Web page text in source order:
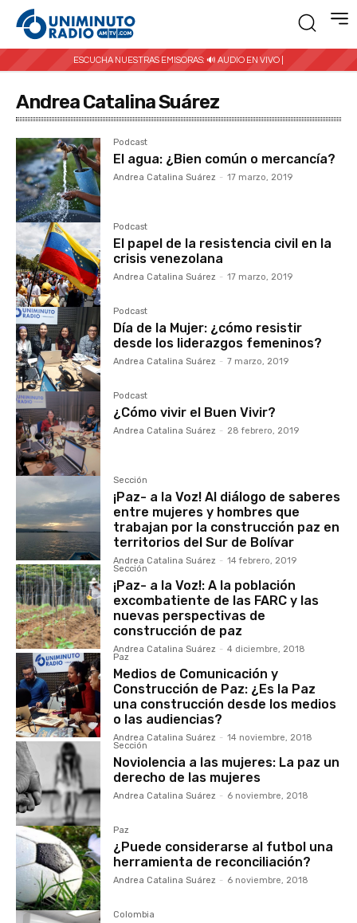
ESCUCHA NUESTRAS EMISORAS: 🔊 AUDIO EN VIVO |
Andrea Catalina Suárez
Podcast
El agua: ¿Bien común o mercancía?
Andrea Catalina Suárez - 17 marzo, 2019
Podcast
El papel de la resistencia civil en la
crisis venezolana
Andrea Catalina Suárez - 17 marzo, 2019
Podcast
Día de la Mujer: ¿cómo resistir
desde los liderazgos femeninos?
Andrea Catalina Suárez - 7 marzo, 2019
Podcast
¿Cómo vivir el Buen Vivir?
Andrea Catalina Suárez - 28 febrero, 2019
Sección
¡Paz- a la Voz! Al diálogo de saberes
entre mujeres y hombres que
trabajan por la construcción paz en
territorios del Sur de Bolívar
Andrea Catalina Suárez - 14 febrero, 2019
Sección
¡Paz- a la Voz!: A la población
excombatiente de las FARC y las
nuevas perspectivas de
construcción de paz
Andrea Catalina Suárez - 4 diciembre, 2018
Paz
Medios de Comunicación y
Construcción de Paz: ¿Es la Paz
una construcción desde los medios
o las audiencias?
Andrea Catalina Suárez - 14 noviembre, 2018
Sección
Noviolencia a las mujeres: La paz un
derecho de las mujeres
Andrea Catalina Suárez - 6 noviembre, 2018
Paz
¿Puede considerarse al futbol una
herramienta de reconciliación?
Andrea Catalina Suárez - 6 noviembre, 2018
Colombia